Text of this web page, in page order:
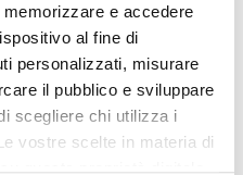
e accedere
al fine di
personalizzati, misurare
il pubblico e sviluppare
scegliere chi utilizza i
vostre scelte in materia di